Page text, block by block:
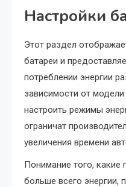
Настройки
Этот раздел
батареи и
потреблении энергии
зависимости от
настроить режимы
ограничат
увеличения времени
Понимание того, какие
больше всего энергии,